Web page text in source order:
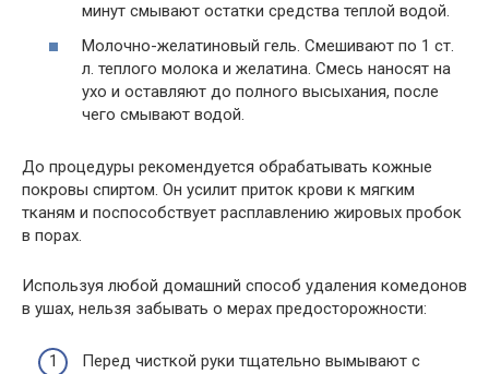
минут смывают остатки средства теплой водой.
Молочно-желатиновый гель. Смешивают по 1 ст.
л. теплого молока и желатина. Смесь наносят на
ухо и оставляют до полного высыхания, после
чего смывают водой.
До процедуры рекомендуется обрабатывать кожные
покровы спиртом. Он усилит приток крови к мягким
тканям и поспособствует расплавлению жировых пробок
в порах.
Используя любой домашний способ удаления комедонов
в ушах, нельзя забывать о мерах предосторожности:
Перед чисткой руки тщательно вымывают с